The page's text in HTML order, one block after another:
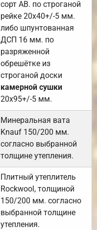
сорт АВ. по строганой
рейке 20х40+/-5 мм.
либо шпунтованная
ДСП 16 мм. по
разряженной
обрешётке из
строганой доски
камерной сушки
20х95+/-5 мм.
Минеральная вата
Knauf 150/200 мм.
согласно выбранной
толщине утепления.
Плитный утеплитель
Rockwool, толщиной
150/200 мм. согласно
выбранной толщине
утепления.